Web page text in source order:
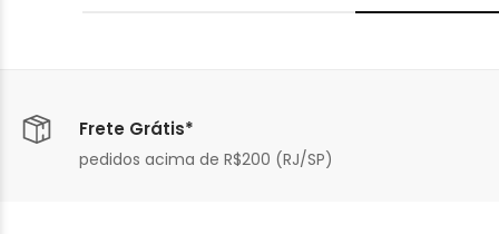
Frete Grátis*
pedidos acima de R$200 (RJ/SP)